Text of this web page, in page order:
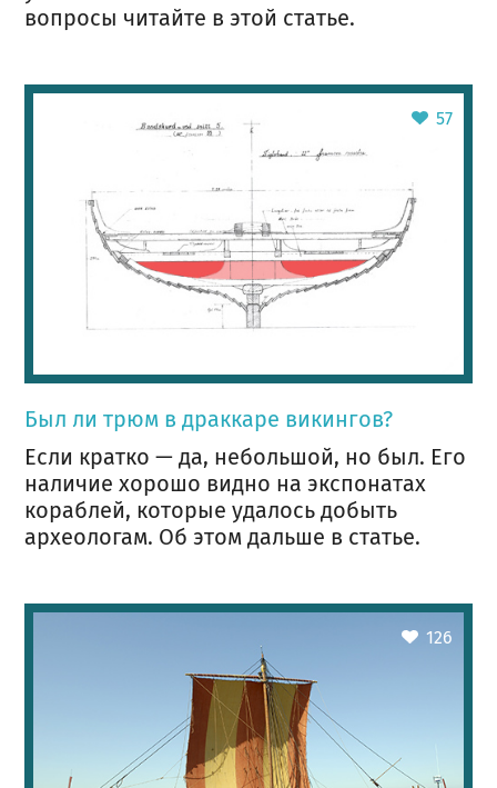
вопросы читайте в этой статье.
57
Был ли трюм в драккаре викингов?
Если кратко — да, небольшой, но был. Его
наличие хорошо видно на экспонатах
кораблей, которые удалось добыть
археологам. Об этом дальше в статье.
126